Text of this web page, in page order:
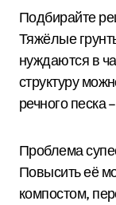
Подбирайте
Тяжёлые
нуждаются в
структуру
речного песка
Проблема
Повысить её
компостом,